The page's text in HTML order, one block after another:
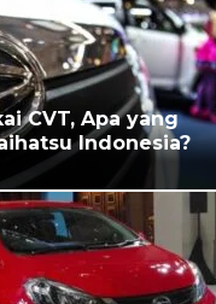
CVT, Apa yang
Indonesia?